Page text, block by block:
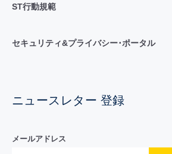
ST行動規範
セキュリティ&プライバシー･ポータル
ニュースレター 登録
メールアドレス